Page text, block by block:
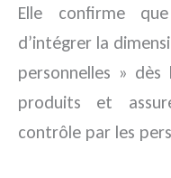
Elle confirme
d’intégrer la
personnelles »
produits et
contrôle par les